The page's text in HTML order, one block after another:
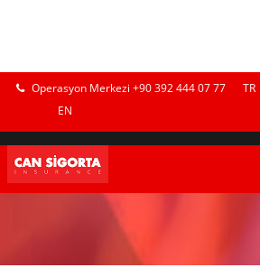
Operasyon Merkezi +90 392 444 07 77
TR
EN